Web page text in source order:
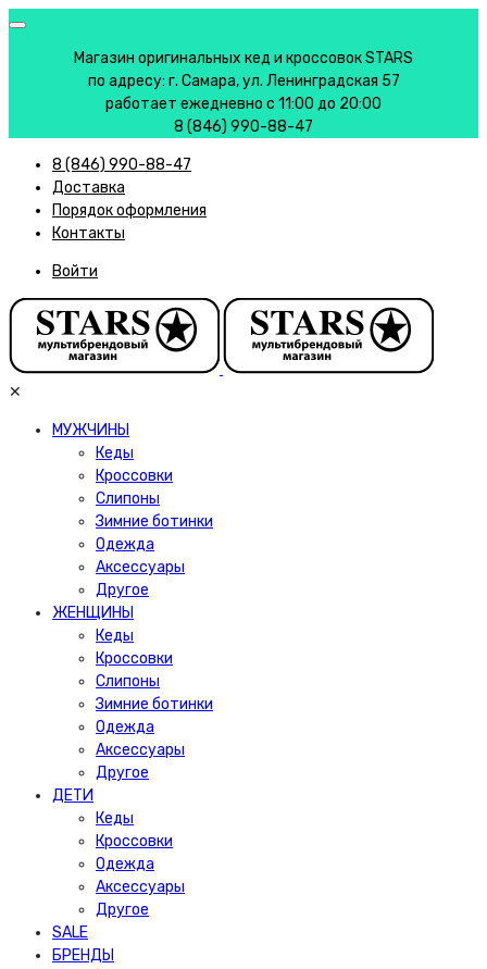
Магазин оригинальных кед и кроссовок STARS
по адресу: г. Самара, ул. Ленинградская 57
работает ежедневно с 11:00 до 20:00
8 (846) 990-88-47
8 (846) 990-88-47
Доставка
Порядок оформления
Контакты
Войти
✕
МУЖЧИНЫ
Кеды
Кроссовки
Слипоны
Зимние ботинки
Одежда
Аксессуары
Другое
ЖЕНЩИНЫ
Кеды
Кроссовки
Слипоны
Зимние ботинки
Одежда
Аксессуары
Другое
ДЕТИ
Кеды
Кроссовки
Одежда
Аксессуары
Другое
SALE
БРЕНДЫ